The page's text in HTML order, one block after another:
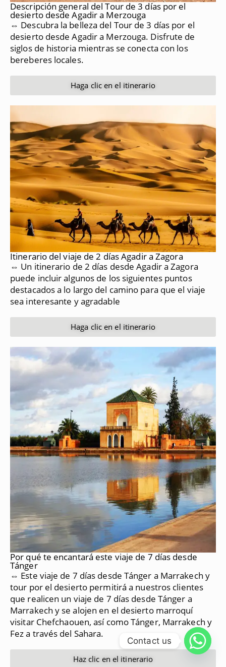
Descripción general del Tour de 3 días por el
desierto desde Agadir a Merzouga
⇔ Descubra la belleza del Tour de 3 días por el
desierto desde Agadir a Merzouga. Disfrute de
siglos de historia mientras se conecta con los
bereberes locales.
Haga clic en el itinerario
Itinerario del viaje de 2 días Agadir a Zagora
⇔ Un itinerario de 2 días desde Agadir a Zagora
puede incluir algunos de los siguientes puntos
destacados a lo largo del camino para que el viaje
sea interesante y agradable
Haga clic en el itinerario
Por qué te encantará este viaje de 7 días desde
Tánger
⇔ Este viaje de 7 días desde Tánger a Marrakech y
tour por el desierto permitirá a nuestros clientes
que realicen un viaje de 7 días desde Tánger a
Marrakech y se alojen en el desierto marroquí
visitar Chefchaouen, así como Tánger, Marrakech y
Fez a través del Sahara.
Haz clic en el itinerario
Contact us